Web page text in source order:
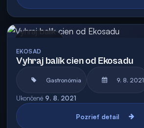
EKOSAD
Vyhraj balík cien od Ekosadu
Gastronómia 9. 8. 2021
Ukončené 9. 8. 2021
Pozrieť detail